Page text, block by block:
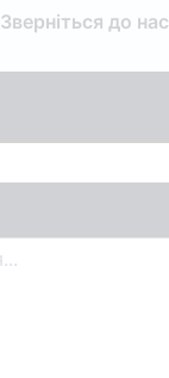
Зверніться до нас